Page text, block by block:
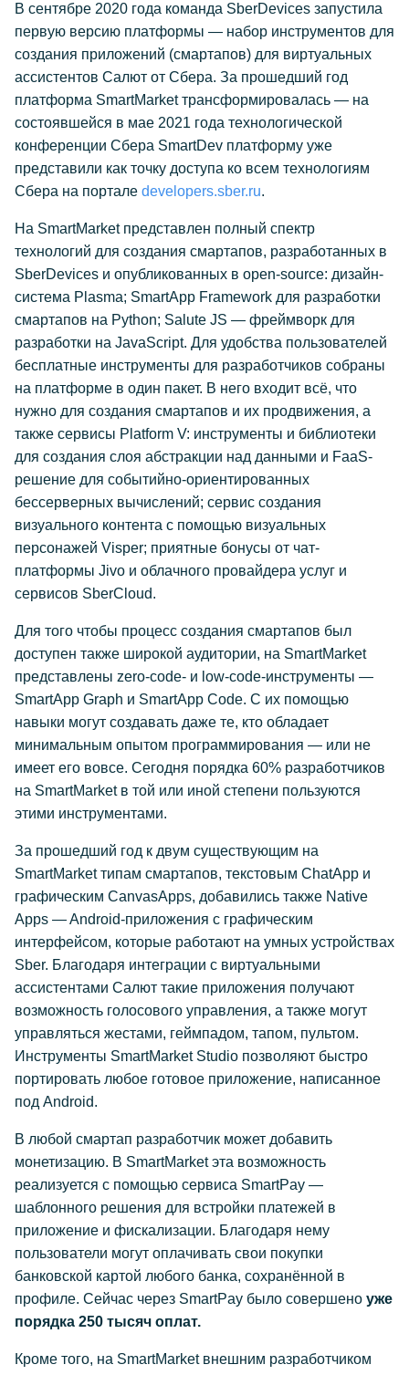
В сентябре 2020 года команда SberDevices запустила
первую версию платформы — набор инструментов для
создания приложений (смартапов) для виртуальных
ассистентов Салют от Сбера. За прошедший год
платформа SmartMarket трансформировалась — на
состоявшейся в мае 2021 года технологической
конференции Сбера SmartDev платформу уже
представили как точку доступа ко всем технологиям
Сбера на портале developers.sber.ru.
На SmartMarket представлен полный спектр
технологий для создания смартапов, разработанных в
SberDevices и опубликованных в open-source: дизайн-
cистема Plasma; SmartApp Framework для разработки
смартапов на Python; Salute JS — фреймворк для
разработки на JavaScript. Для удобства пользователей
бесплатные инструменты для разработчиков собраны
на платформе в один пакет. В него входит всё, что
нужно для создания смартапов и их продвижения, а
также сервисы Platform V: инструменты и библиотеки
для создания слоя абстракции над данными и FaaS-
решение для событийно-ориентированных
бессерверных вычислений; сервис создания
визуального контента с помощью визуальных
персонажей Visper; приятные бонусы от чат-
платформы Jivo и облачного провайдера услуг и
сервисов SberCloud.
Для того чтобы процесс создания смартапов был
доступен также широкой аудитории, на SmartMarket
представлены zero-code- и low-code-инструменты —
SmartApp Graph и SmartApp Code. С их помощью
навыки могут создавать даже те, кто обладает
минимальным опытом программирования — или не
имеет его вовсе. Сегодня порядка 60% разработчиков
на SmartMarket в той или иной степени пользуются
этими инструментами.
За прошедший год к двум существующим на
SmartMarket типам смартапов, текстовым ChatApp и
графическим CanvasApps, добавились также Native
Apps — Android-приложения с графическим
интерфейсом, которые работают на умных устройствах
Sber. Благодаря интеграции с виртуальными
ассистентами Салют такие приложения получают
возможность голосового управления, а также могут
управляться жестами, геймпадом, тапом, пультом.
Инструменты SmartMarket Studio позволяют быстро
портировать любое готовое приложение, написанное
под Android.
В любой смартап разработчик может добавить
монетизацию. В SmartMarket эта возможность
реализуется с помощью сервиса SmartPay —
шаблонного решения для встройки платежей в
приложение и фискализации. Благодаря нему
пользователи могут оплачивать свои покупки
банковской картой любого банка, сохранённой в
профиле. Сейчас через SmartPay было совершено уже
порядка 250 тысяч оплат.
Кроме того, на SmartMarket внешним разработчиком